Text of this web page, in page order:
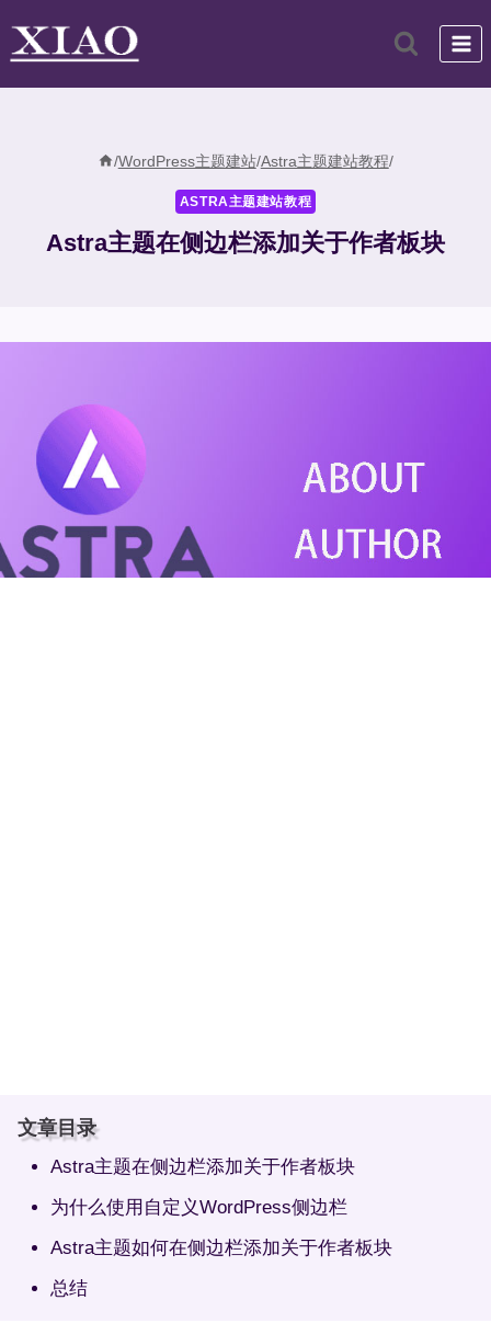
/WordPress主题建站/Astra主题建站教程/
ASTRA主题建站教程
Astra主题在侧边栏添加关于作者板块
文章目录
Astra主题在侧边栏添加关于作者板块
为什么使用自定义WordPress侧边栏
Astra主题如何在侧边栏添加关于作者板块
总结